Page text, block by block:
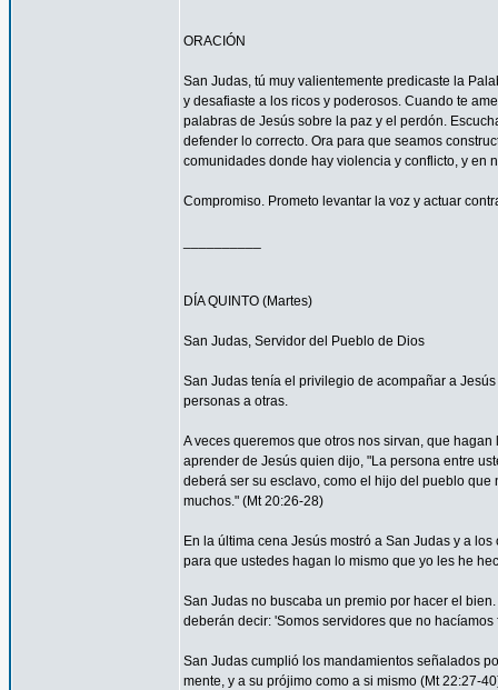
ORACIÓN
San Judas, tú muy valientemente predicaste la
y desafiaste a los ricos y poderosos. Cuando te
palabras de Jesús sobre la paz y el perdón.
defender lo correcto. Ora para que seamos
comunidades donde hay violencia y conflicto, y en
Compromiso. Prometo levantar la voz y actuar
DÍA QUINTO (Martes)
San Judas, Servidor del Pueblo de Dios
San Judas tenía el privilegio de acompañar a
personas a otras.
A veces queremos que otros nos sirvan, que
aprender de Jesús quien dijo, "La persona entre
deberá ser su esclavo, como el hijo del pueblo
muchos." (Mt 20:26-28)
En la última cena Jesús mostró a San Judas y a
para que ustedes hagan lo mismo que yo les he
San Judas no buscaba un premio por hacer el
deberán decir: 'Somos servidores que no
San Judas cumplió los mandamientos señalados
mente, y a su prójimo como a si mismo (Mt 22:27-